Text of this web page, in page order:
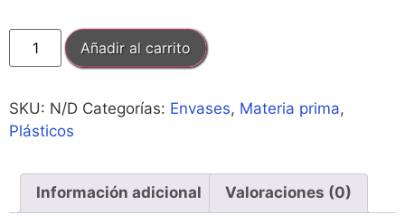
Añadir al carrito
SKU: N/D Categorías: Envases, Materia prima,
Plásticos
Información adicional Valoraciones (0)